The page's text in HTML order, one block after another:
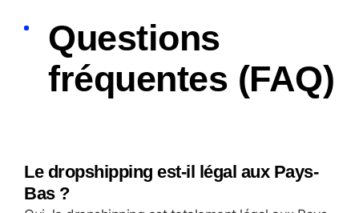
Questions
fréquentes (FAQ)
Le dropshipping est-il légal aux Pays-
Bas ?